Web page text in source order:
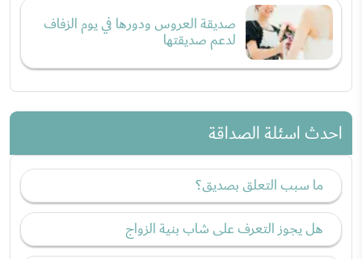
صديقة العروس ودورها في يوم الزفاف
لدعم صديقتها
احدث اسئلة الصداقة
ما سبب التعلق بصديق؟
هل يجوز التعرف على شاب بنية الزواج